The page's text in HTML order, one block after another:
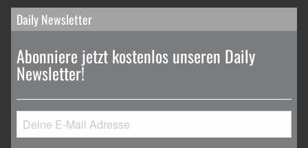
Daily Newsletter
Abonniere jetzt kostenlos unseren Daily
Newsletter!